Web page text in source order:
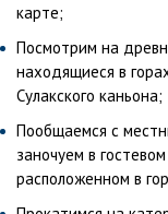
карте;
Посмотрим на
находящиеся в
Сулакского каньона;
Пообщаемся с
заночуем в
расположенном в